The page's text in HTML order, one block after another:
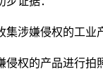
集涉嫌侵权的工业
侵权的产品进行拍